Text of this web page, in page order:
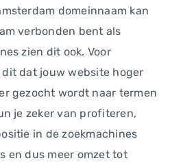
domeinnaam kan
verbonden bent als
zien dit ook. Voor
dat jouw website hoger
gezocht wordt naar termen
je zeker van profiteren,
in de zoekmachines
en dus meer omzet tot